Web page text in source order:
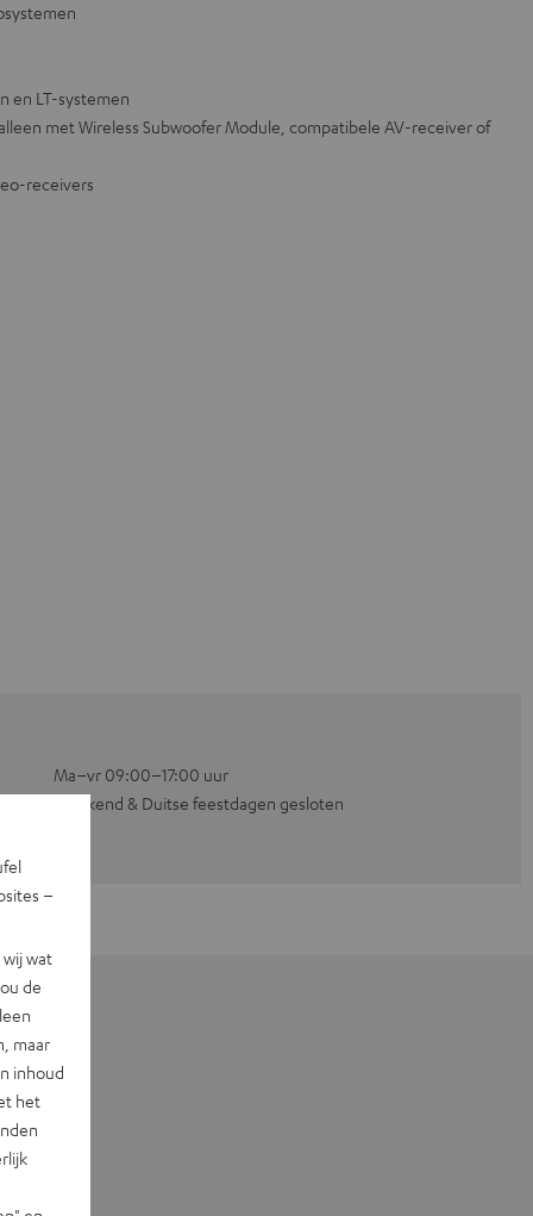
en LT-systemen
met Wireless Subwoofer Module, compatibele AV-receiver of
receivers
Ma–vr 09:00–17:00 uur
Weekend & Duitse feestdagen gesloten
–
wat
de
maar
inhoud
het